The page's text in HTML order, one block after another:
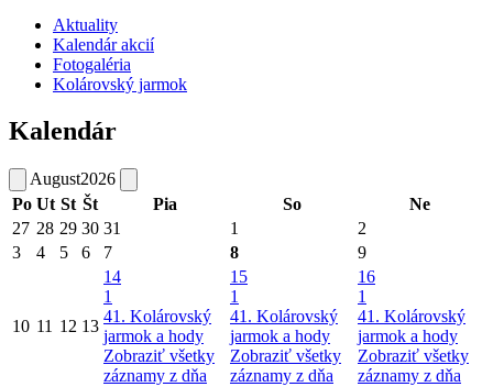
Aktuality
Kalendár akcií
Fotogaléria
Kolárovský jarmok
Kalendár
August2026
Po Ut St Št Pia So
Ne
27 28 29 30 31 1
2
3
4 5 6 7 8 9
10 11 12 13
14
1
41. Kolárovský
jarmok a hody
Zobraziť všetky
záznamy z dňa
15
1
41. Kolárovský
jarmok a hody
Zobraziť všetky
záznamy z dňa
16
1
41. Kolárovský
jarmok a hody
Zobraziť všetky
záznamy z dňa